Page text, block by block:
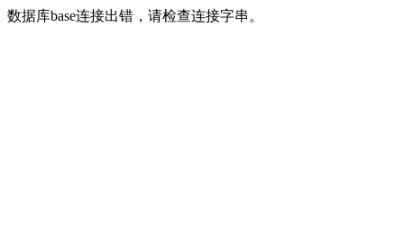
数据库base连接出错，请检查连接字串。